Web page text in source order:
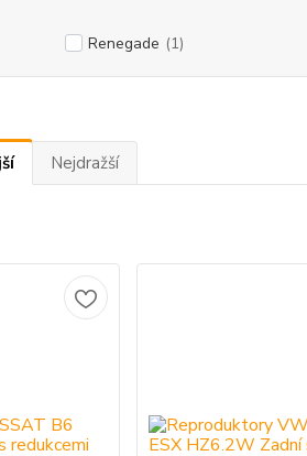
Renegade (1)
Nejdražší